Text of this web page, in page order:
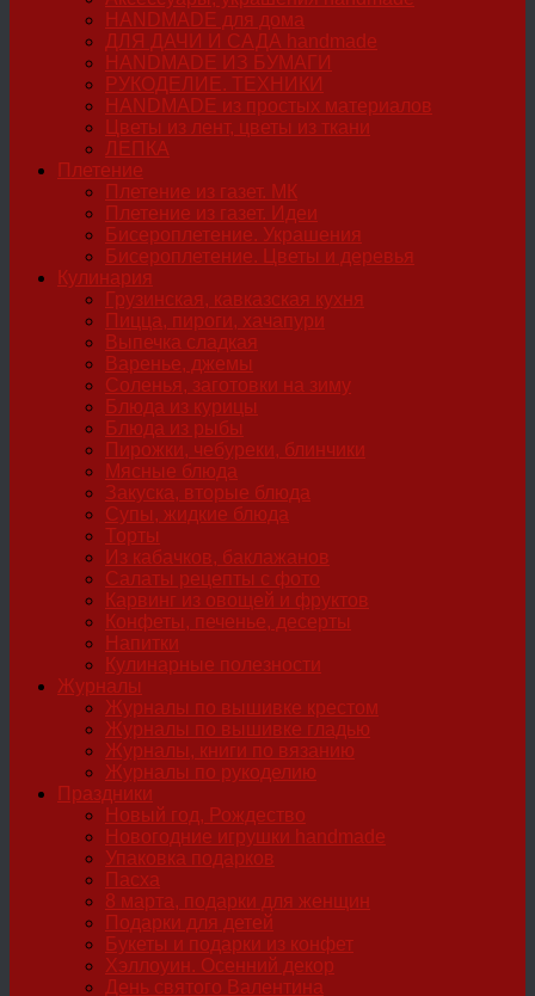
HANDMADE для дома
ДЛЯ ДАЧИ И САДА handmade
HANDMADE ИЗ БУМАГИ
РУКОДЕЛИЕ. ТЕХНИКИ
HANDMADE из простых материалов
Цветы из лент, цветы из ткани
ЛЕПКА
Плетение
Плетение из газет. МК
Плетение из газет. Идеи
Бисероплетение. Украшения
Бисероплетение. Цветы и деревья
Кулинария
Грузинская, кавказская кухня
Пицца, пироги, хачапури
Выпечка сладкая
Варенье, джемы
Соленья, заготовки на зиму
Блюда из курицы
Блюда из рыбы
Пирожки, чебуреки, блинчики
Мясные блюда
Закуска, вторые блюда
Супы, жидкие блюда
Торты
Из кабачков, баклажанов
Салаты рецепты с фото
Карвинг из овощей и фруктов
Конфеты, печенье, десерты
Напитки
Кулинарные полезности
Журналы
Журналы по вышивке крестом
Журналы по вышивке гладью
Журналы, книги по вязанию
Журналы по рукоделию
Праздники
Новый год, Рождество
Новогодние игрушки handmade
Упаковка подарков
Пасха
8 марта, подарки для женщин
Подарки для детей
Букеты и подарки из конфет
Хэллоуин. Осенний декор
День святого Валентина